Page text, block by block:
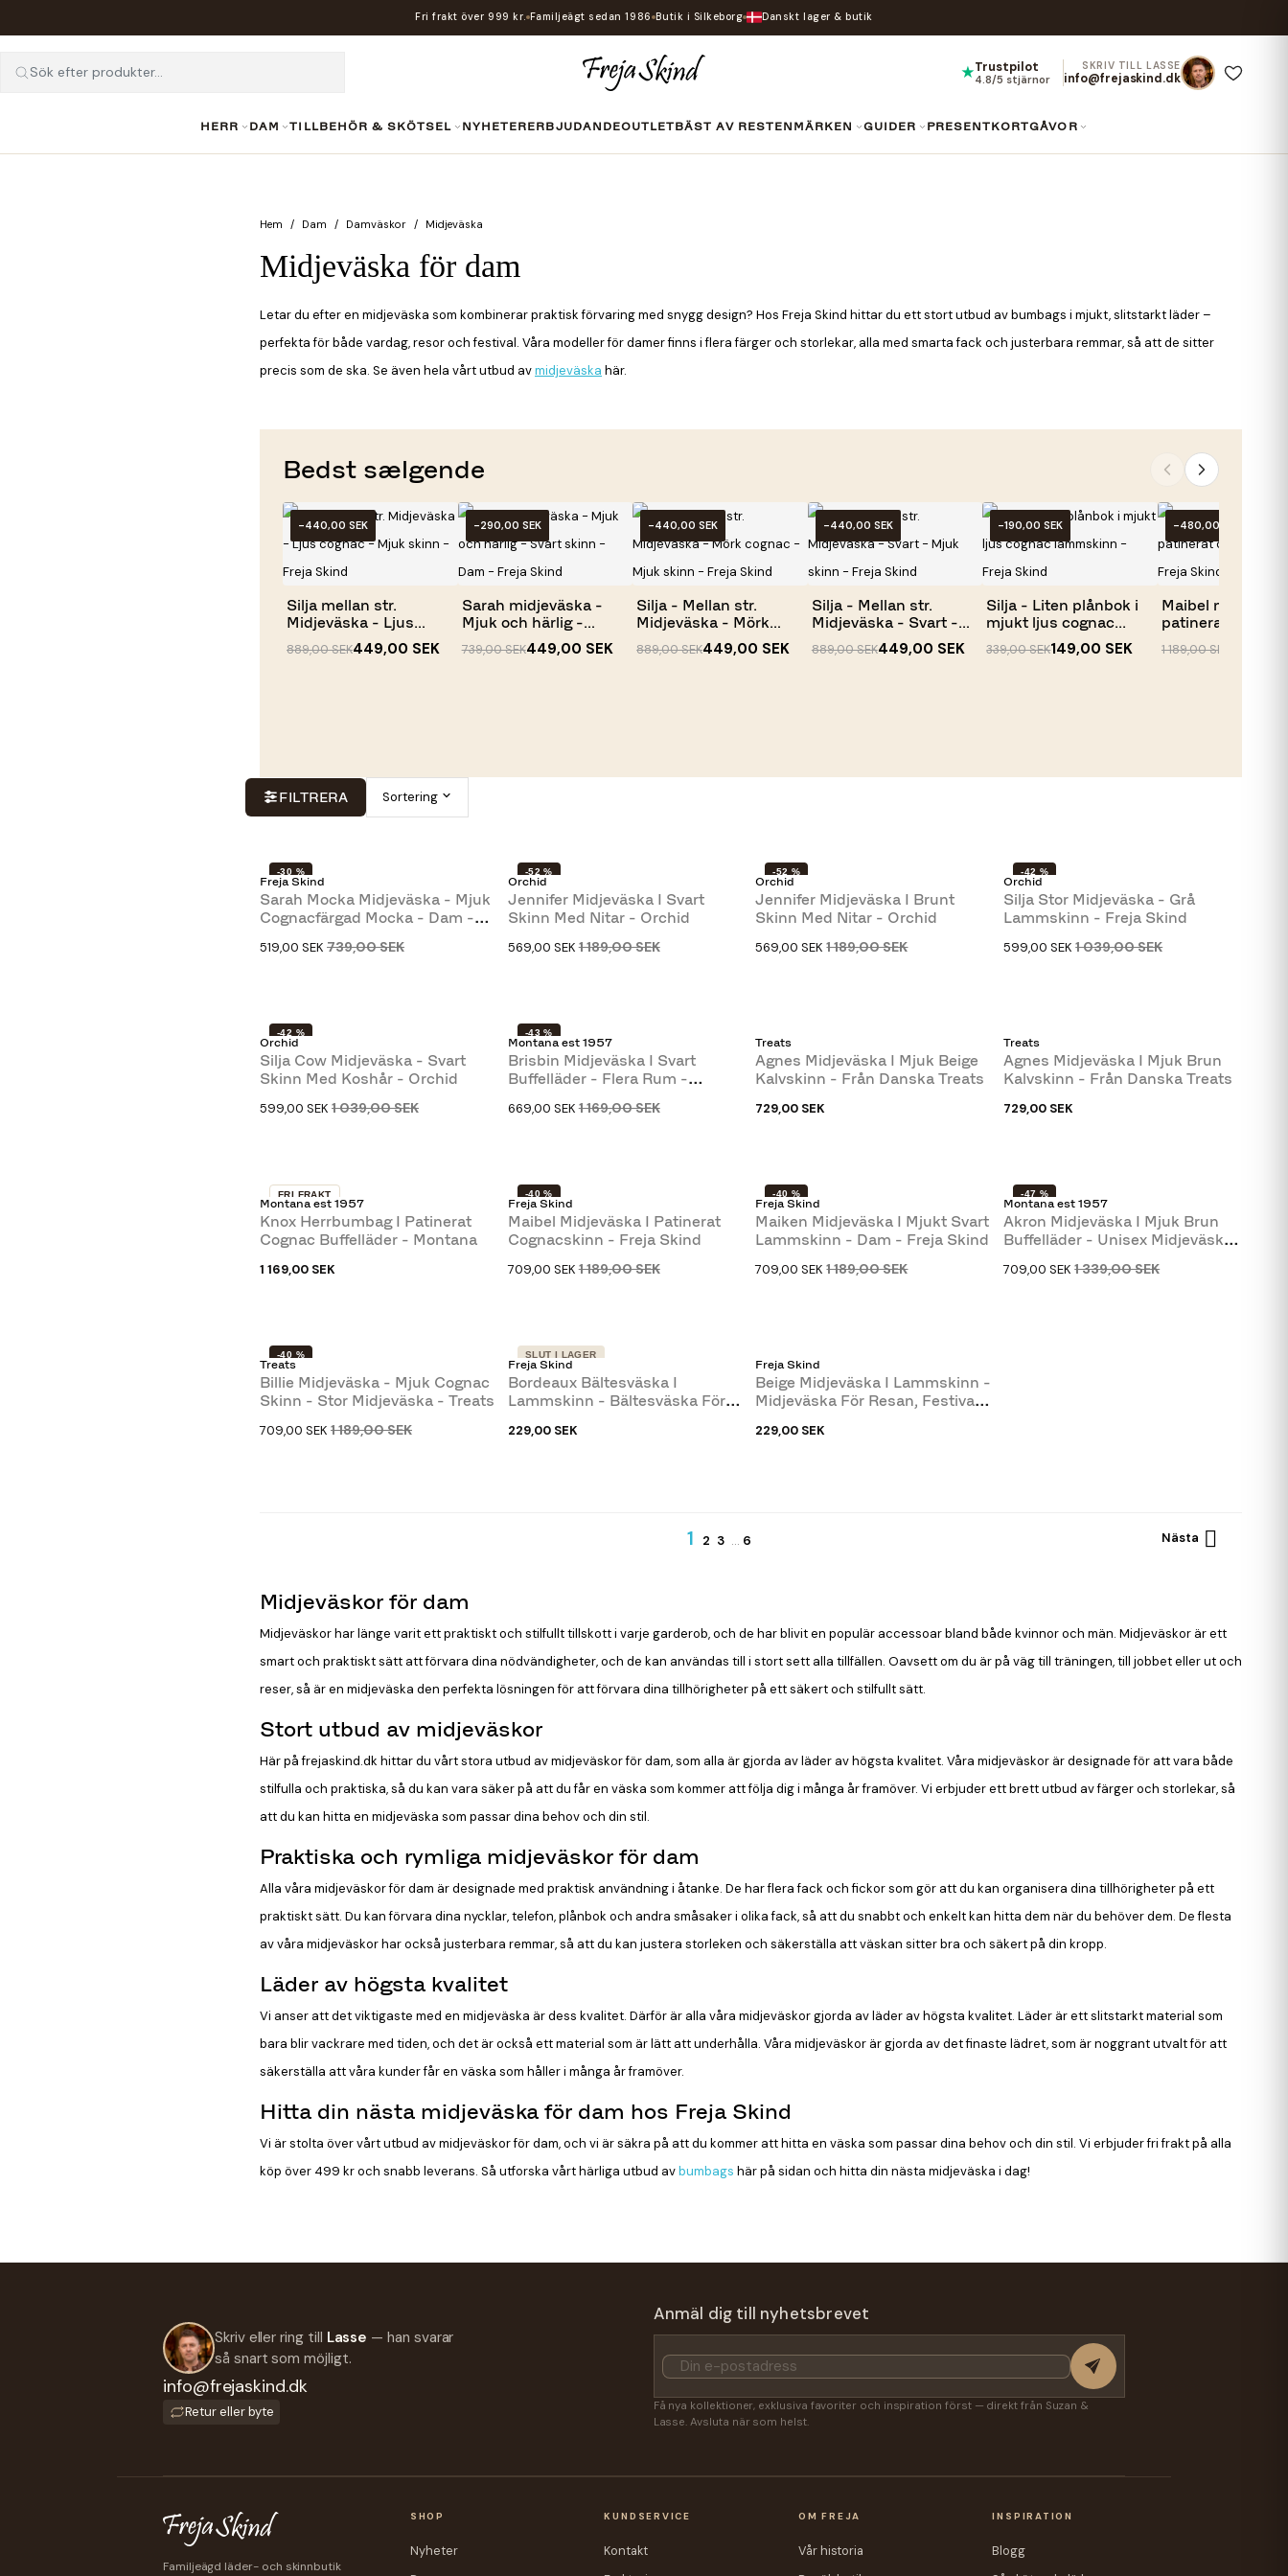
Fri frakt över 999 kr. Familjeägt sedan 1986 Butik i Silkeborg Danskt lager & butik
Sök efter produkter... ★Trustpilot
4.8/5 stjärnor
SKRIV TILL LASSE
info@frejaskind.dk
HERR DAM TILLBEHÖR & SKÖTSEL NYHETER ERBJUDANDE OUTLET BÄST AV RESTEN MÄRKEN GUIDER PRESENTKORT GÅVOR
Hem Dam Damväskor Midjeväska
Midjeväska för dam
Letar du efter en midjeväska som kombinerar praktisk förvaring med snygg design? Hos Freja Skind hittar du ett stort utbud av bumbags i mjukt, slitstarkt läder –
perfekta för både vardag, resor och festival. Våra modeller för damer finns i flera färger och storlekar, alla med smarta fack och justerbara remmar, så att de sitter
precis som de ska. Se även hela vårt utbud avmidjeväska här.
Bedst sælgende
-440,00 SEK
Silja mellan str.
Midjeväska - Ljus
cognac -...
889,00 SEK449,00 SEK
-290,00 SEK
Sarah midjeväska -
Mjuk och härlig -
739,00 SEK449,00 SEK
-440,00 SEK
Silja - Mellan str.
Midjeväska - Mörk
cognac -...
889,00 SEK449,00 SEK
-440,00 SEK
Silja - Mellan str.
Midjeväska - Svart -
889,00 SEK449,00 SEK
-190,00 SEK
Silja - Liten plånbok i
mjukt ljus cognac...
339,00 SEK149,00 SEK
-480,00 SEK
Maibel
patinerat
1 189,00 SEK
FILTRERA Sortering
Freja Skind
Sarah Mocka Midjeväska - Mjuk
Cognacfärgad Mocka - Dam -
519,00 SEK 739,00 SEK
-30 %
Orchid
Jennifer Midjeväska I Svart
Skinn Med Nitar - Orchid
569,00 SEK 1 189,00 SEK
-52 %
Orchid
Jennifer Midjeväska I Brunt
Skinn Med Nitar - Orchid
569,00 SEK 1 189,00 SEK
-52 %
Orchid
Silja Stor Midjeväska - Grå
Lammskinn - Freja Skind
599,00 SEK 1 039,00 SEK
-42 %
Orchid
Silja Cow Midjeväska - Svart
Skinn Med Koshår - Orchid
599,00 SEK 1 039,00 SEK
-42 %
Montana est 1957
Brisbin Midjeväska I Svart
Buffelläder - Flera Rum -
669,00 SEK 1 169,00 SEK
-43 %
Treats
Agnes Midjeväska I Mjuk Beige
Kalvskinn - Från Danska Treats
729,00 SEK
Treats
Agnes Midjeväska I Mjuk Brun
Kalvskinn - Från Danska Treats
729,00 SEK
Montana est 1957
Knox Herrbumbag I Patinerat
Cognac Buffelläder - Montana
1 169,00 SEK
SLUT I LAGER
FRI FRAKT
Freja Skind
Maibel Midjeväska I Patinerat
Cognacskinn - Freja Skind
709,00 SEK 1 189,00 SEK
-40 %
Freja Skind
Maiken Midjeväska I Mjukt Svart
Lammskinn - Dam - Freja Skind
709,00 SEK 1 189,00 SEK
-40 %
Montana est 1957
Akron Midjeväska I Mjuk Brun
Buffelläder - Unisex Midjeväska
709,00 SEK 1 339,00 SEK
-47 %
Treats
Billie Midjeväska - Mjuk Cognac
Skinn - Stor Midjeväska - Treats
709,00 SEK 1 189,00 SEK
-40 %
Freja Skind
Bordeaux Bältesväska I
Lammskinn - Bältesväska För
229,00 SEK
SLUT I LAGER
Freja Skind
Beige Midjeväska I Lammskinn -
Midjeväska För Resan, Festival
229,00 SEK
1 2 3 … 6 Nästa 
Midjeväskor för dam
Midjeväskor har länge varit ett praktiskt och stilfullt tillskott i varje garderob, och de har blivit en populär accessoar bland både kvinnor och män. Midjeväskor är ett
smart och praktiskt sätt att förvara dina nödvändigheter, och de kan användas till i stort sett alla tillfällen. Oavsett om du är på väg till träningen, till jobbet eller ut och
reser, så är en midjeväska den perfekta lösningen för att förvara dina tillhörigheter på ett säkert och stilfullt sätt.
Stort utbud av midjeväskor
Här på frejaskind.dk hittar du vårt stora utbud av midjeväskor för dam, som alla är gjorda av läder av högsta kvalitet. Våra midjeväskor är designade för att vara både
stilfulla och praktiska, så du kan vara säker på att du får en väska som kommer att följa dig i många år framöver. Vi erbjuder ett brett utbud av färger och storlekar, så
att du kan hitta en midjeväska som passar dina behov och din stil.
Praktiska och rymliga midjeväskor för dam
Alla våra midjeväskor för dam är designade med praktisk användning i åtanke. De har flera fack och fickor som gör att du kan organisera dina tillhörigheter på ett
praktiskt sätt. Du kan förvara dina nycklar, telefon, plånbok och andra småsaker i olika fack, så att du snabbt och enkelt kan hitta dem när du behöver dem. De flesta
av våra midjeväskor har också justerbara remmar, så att du kan justera storleken och säkerställa att väskan sitter bra och säkert på din kropp.
Läder av högsta kvalitet
Vi anser att det viktigaste med en midjeväska är dess kvalitet. Därför är alla våra midjeväskor gjorda av läder av högsta kvalitet. Läder är ett slitstarkt material som
bara blir vackrare med tiden, och det är också ett material som är lätt att underhålla. Våra midjeväskor är gjorda av det finaste lädret, som är noggrant utvalt för att
säkerställa att våra kunder får en väska som håller i många år framöver.
Hitta din nästa midjeväska för dam hos Freja Skind
Vi är stolta över vårt utbud av midjeväskor för dam, och vi är säkra på att du kommer att hitta en väska som passar dina behov och din stil. Vi erbjuder fri frakt på alla
köp över 499 kr och snabb leverans. Så utforska vårt härliga utbud avbumbags här på sidan och hitta din nästa midjeväska i dag!
Skriv eller ring till Lasse — han svarar
så snart som möjligt.
info@frejaskind.dk
Retur eller byte
Anmäl dig till nyhetsbrevet
Få nya kollektioner, exklusiva favoriter och inspiration först — direkt från Suzan &
Lasse. Avsluta när som helst.
Familjeägd läder- och skinnbutik
SHOP
Nyheter
KUNDSERVICE
Kontakt
OM FREJA
Vår historia
INSPIRATION
Blogg